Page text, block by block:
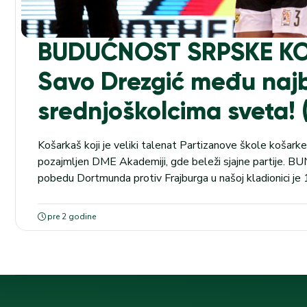
BUDUĆNOST SRPSKE
Savo Drezgić među
srednjoškolcima sveta!
Košarkaš koji je veliki talenat Partizanove škole
pozajmljen DME Akademiji, gde beleži sjajne partije.
pobedu Dortmunda protiv Frajburga u našoj kladionici je
„Košarka bez granica“. To će da se održi u periodu od 16-
pre 2 godine